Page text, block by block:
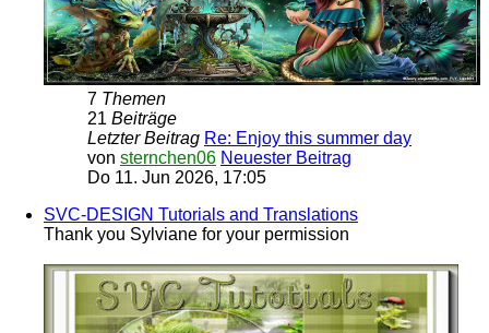
7 Themen
21 Beiträge
Letzter Beitrag Re: Enjoy this summer day
von sternchen06 Neuester Beitrag
Do 11. Jun 2026, 17:05
SVC-DESIGN Tutorials and Translations
Thank you Sylviane for your permission